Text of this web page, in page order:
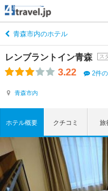
青森市内のホテル
レンブラントイン青森 ス
3.22 2件
青森市内
ホテル概要 クチコミ 旅